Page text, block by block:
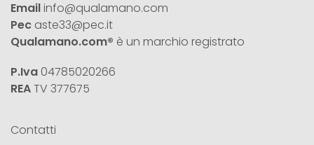
Emailinfo@qualamano.com
Pec aste33@pec.it
Qualamano.com® è un marchio registrato
P.Iva 04785020266
REATV 377675
Contatti